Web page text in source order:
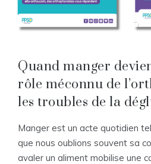
Quand manger
rôle méconnu de
les troubles de la
Manger est un acte quotidien
que nous oublions souvent sa
avaler un aliment mobilise une